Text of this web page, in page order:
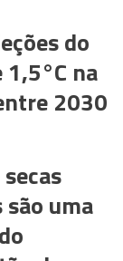
do
1,5°C na
2030
uma